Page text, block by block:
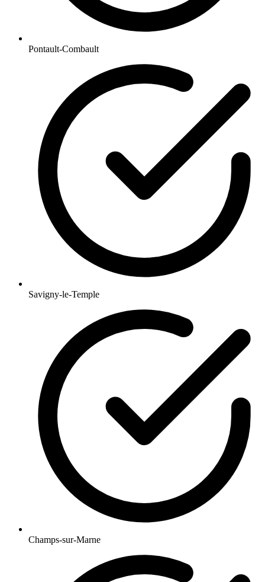
Pontault-Combault
Savigny-le-Temple
Champs-sur-Marne